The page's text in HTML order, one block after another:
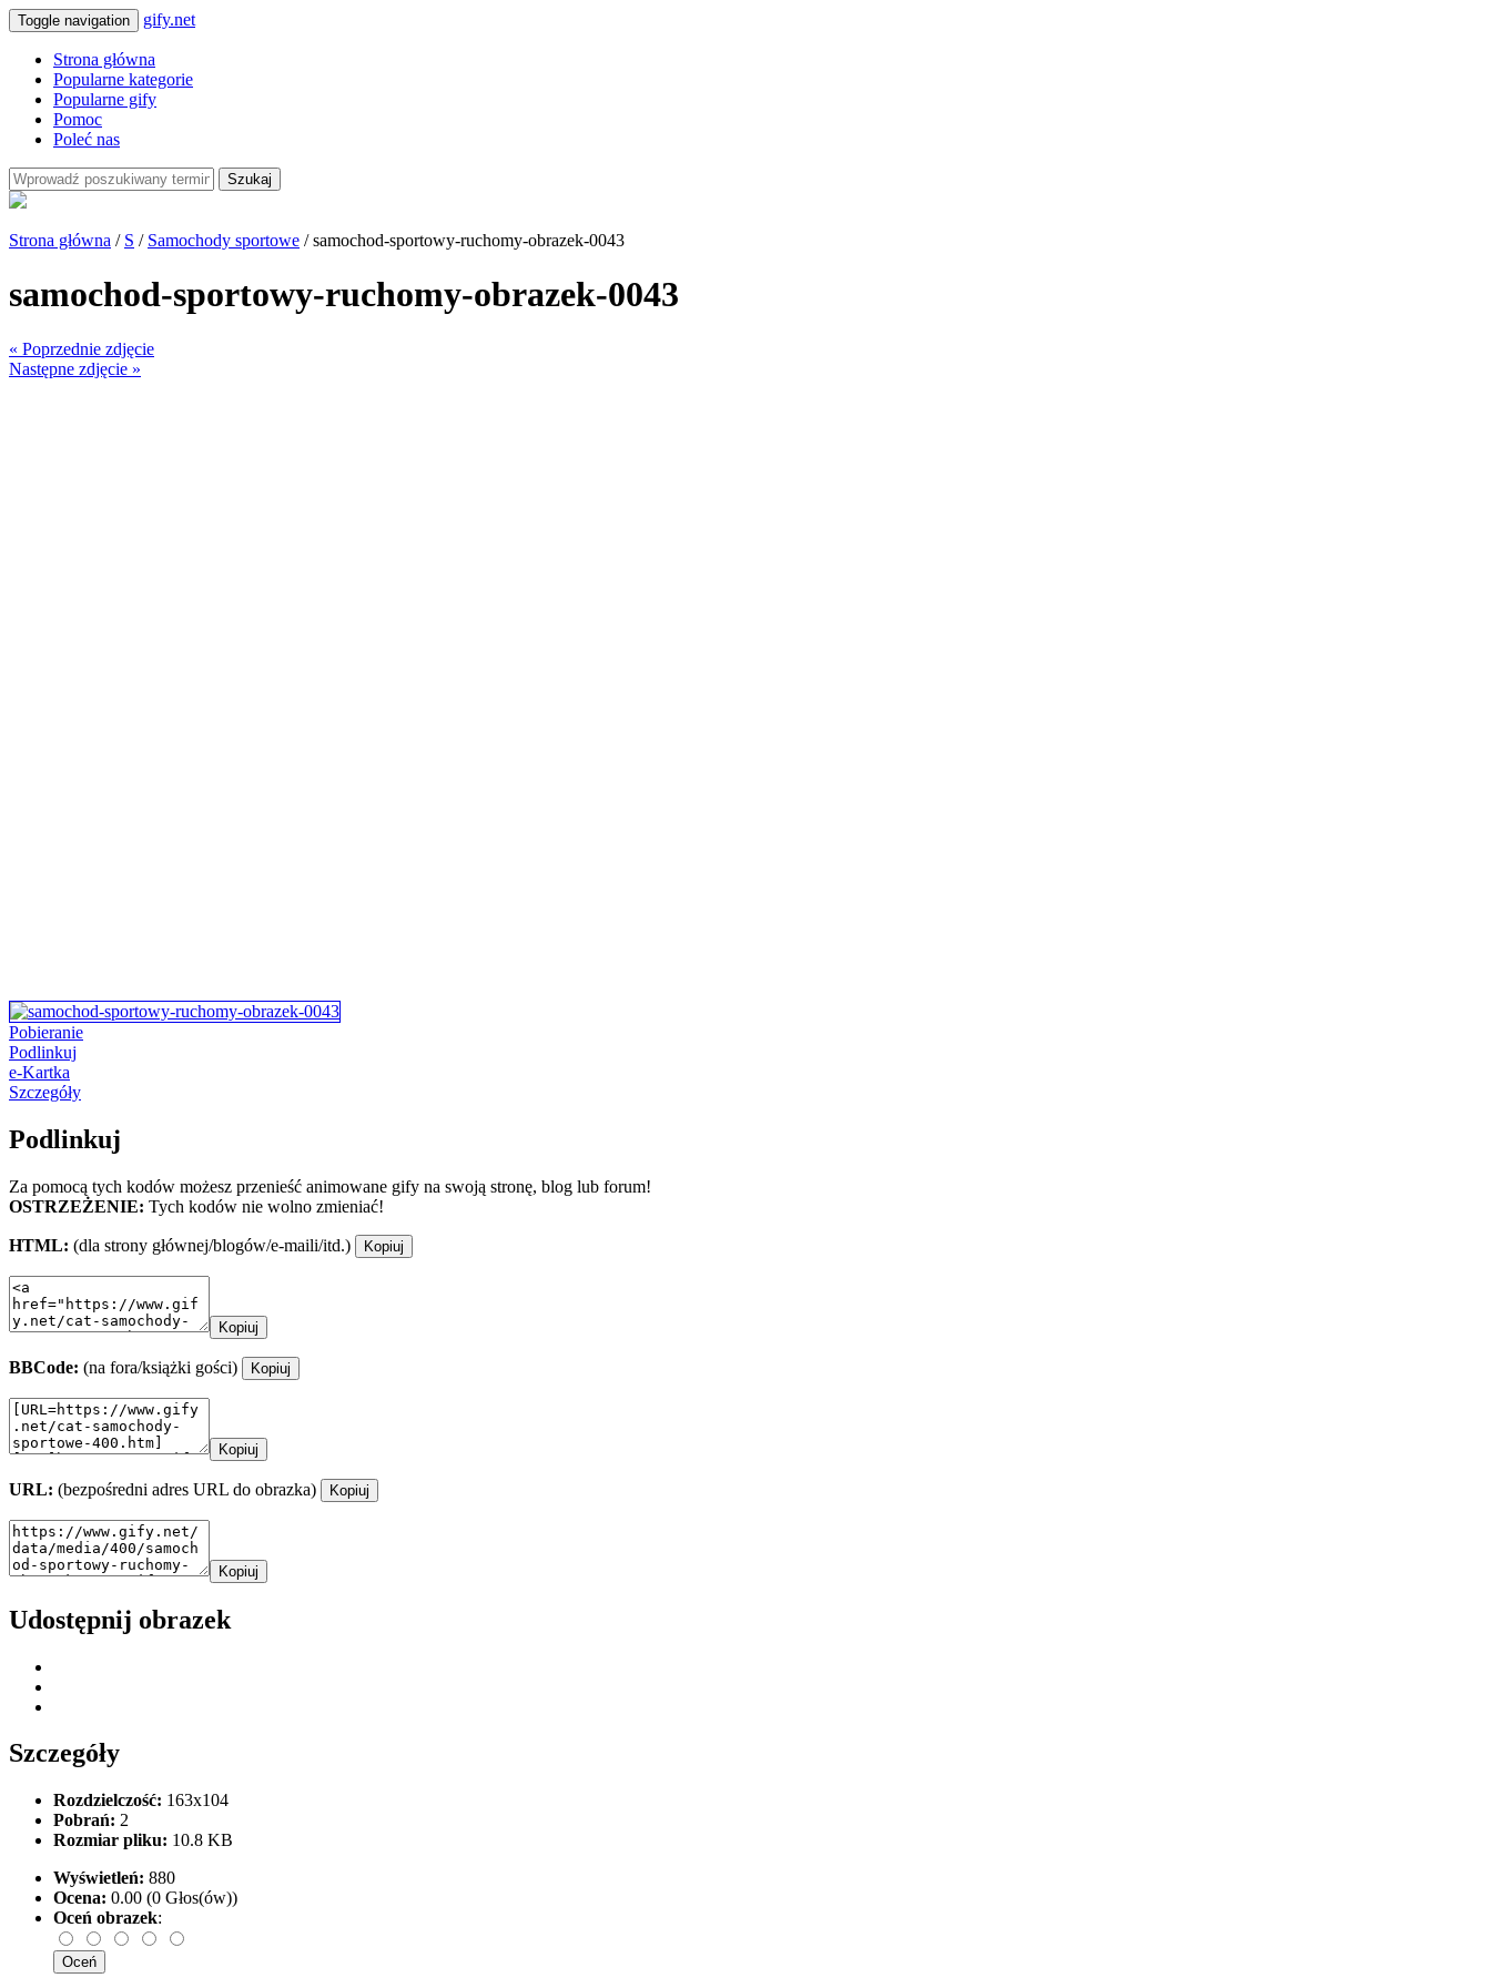
Toggle navigation gify.net
Strona główna
Popularne kategorie
Popularne gify
Pomoc
Poleć nas
Szukaj
Strona główna / S / Samochody sportowe / samochod-sportowy-ruchomy-obrazek-0043
samochod-sportowy-ruchomy-obrazek-0043
« Poprzednie zdjęcie
Następne zdjęcie »
Pobieranie
Podlinkuj
e-Kartka
Szczegóły
Podlinkuj
Za pomocą tych kodów możesz przenieść animowane gify na swoją stronę, blog lub forum!
OSTRZEŻENIE: Tych kodów nie wolno zmieniać!
HTML: (dla strony głównej/blogów/e-maili/itd.) Kopiuj
Kopiuj
BBCode: (na fora/książki gości) Kopiuj
Kopiuj
URL: (bezpośredni adres URL do obrazka) Kopiuj
Kopiuj
Udostępnij obrazek
Szczegóły
Rozdzielczość: 163x104
Pobrań: 2
Rozmiar pliku: 10.8 KB
Wyświetleń: 880
Ocena: 0.00 (0 Głos(ów))
Oceń obrazek: